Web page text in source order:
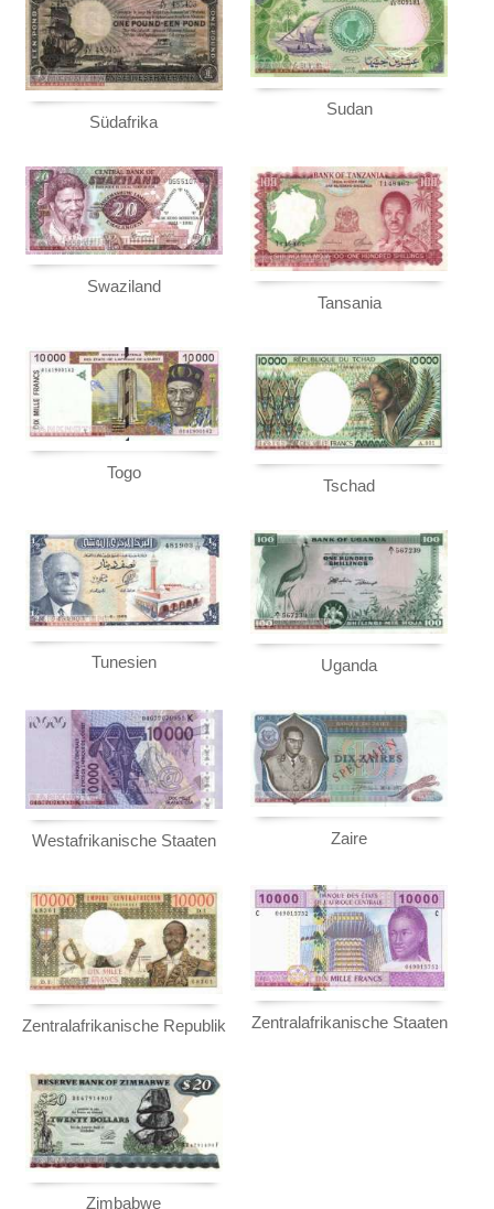
Südafrika
Sudan
Swaziland
Tansania
Togo
Tschad
Tunesien Uganda
Westafrikanische Staaten Zaire
Zentralafrikanische Republik Zentralafrikanische Staaten
Zimbabwe